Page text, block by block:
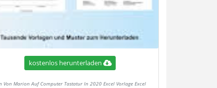
kostenlos herunterladen
Von Marion Auf Computer Tastatur In 2020 Excel Vorlage Excel